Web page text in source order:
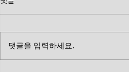
댓글을 입력하세요.